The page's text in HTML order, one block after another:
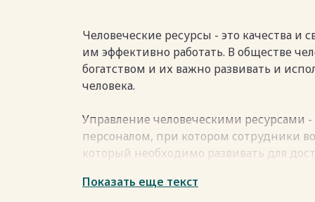
ПРИЛОЖЕНИЕ 4
Весь текст будет доступенпосле
Человеческие ресурсы - это качества и
им эффективно работать. В обществе
богатством и их важно развивать и
человека.
Управление человеческими ресурсами
персоналом, при котором сотрудники
который необходимо развивать для
технический персонал, рабочие и
Показать еще текст